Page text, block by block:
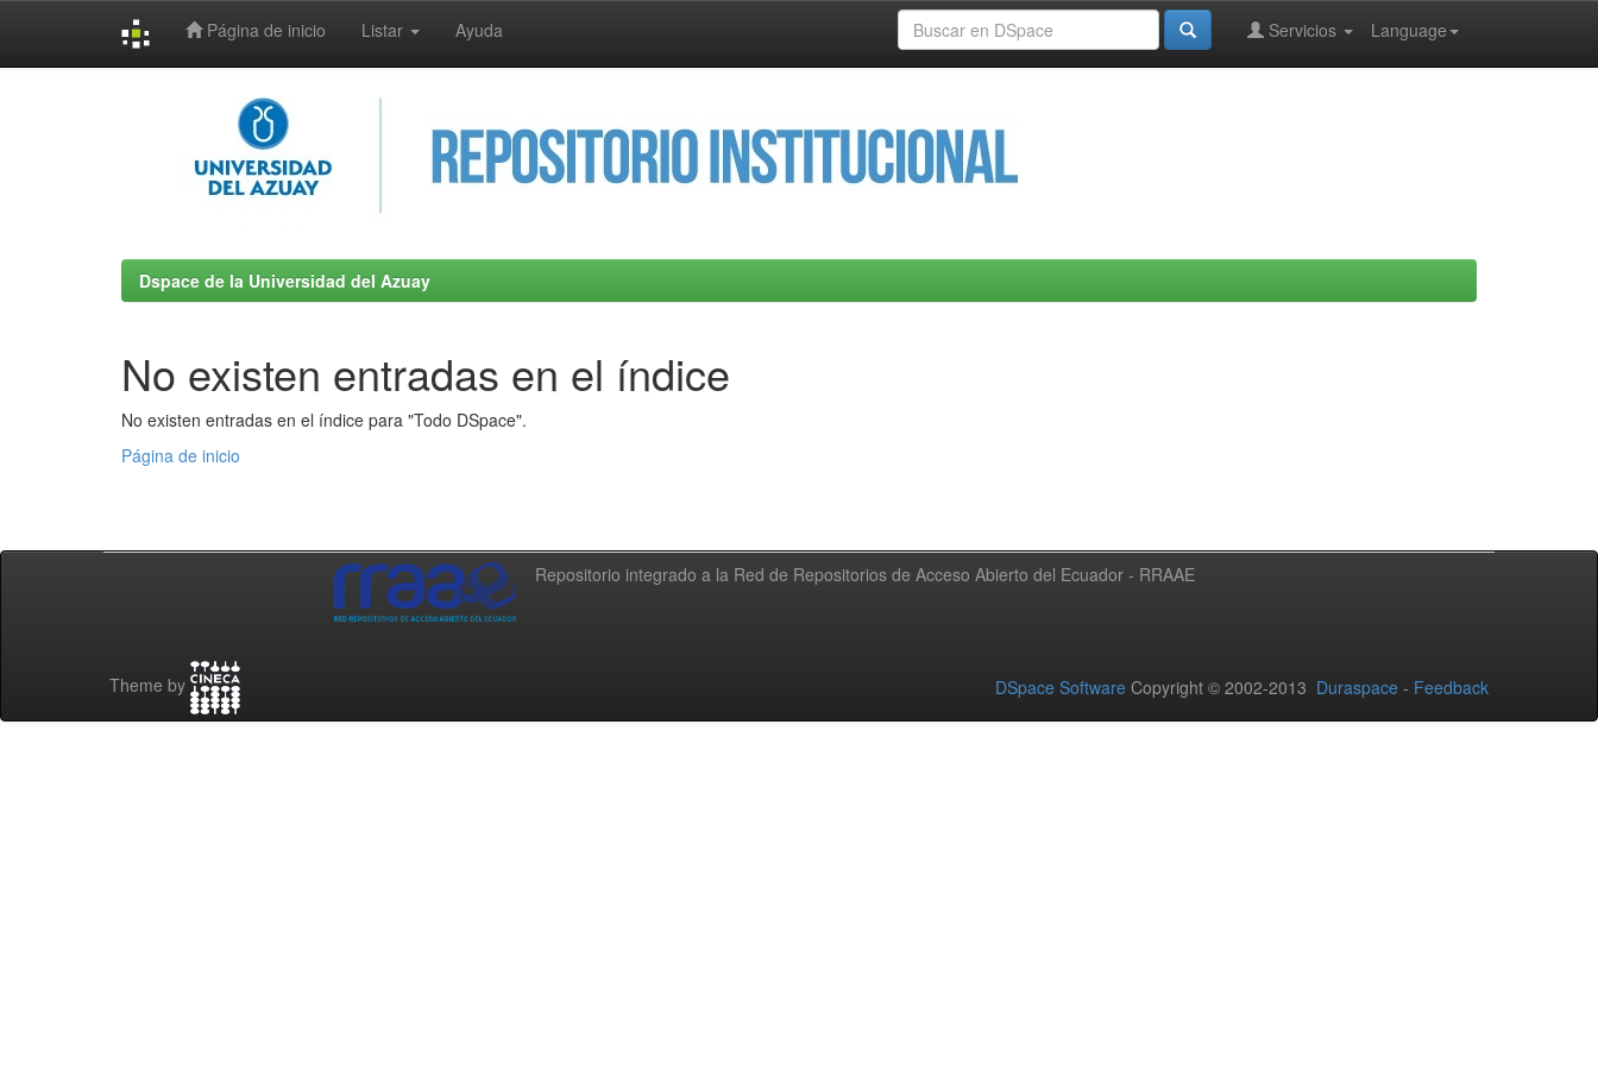
Página de inicio Listar Ayuda Language
Servicios
Dspace de la Universidad del Azuay
No existen entradas en el índice
No existen entradas en el índice para "Todo DSpace".
Página de inicio
Repositorio integrado a la Red de Repositorios de Acceso Abierto del Ecuador - RRAAE
Theme by DSpace Software Copyright © 2002-2013 Duraspace - Feedback